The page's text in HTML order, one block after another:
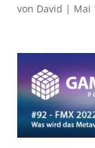
von David | Mai